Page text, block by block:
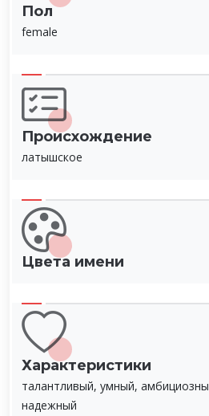
Пол
female
Происхождение
латышское
Цвета имени
Характеристики
талантливый, умный,
надежный